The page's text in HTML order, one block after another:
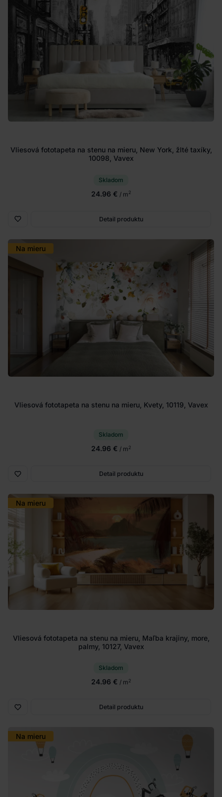
Vliesová fototapeta na stenu na mieru, New York, žlté taxíky,
10098, Vavex
Skladom
24.96 € / m2
Detail produktu
Na mieru
Vliesová fototapeta na stenu na mieru, Kvety, 10119, Vavex
Skladom
24.96 € / m2
Detail produktu
Na mieru
Vliesová fototapeta na stenu na mieru, Maľba krajiny, more,
palmy, 10127, Vavex
Skladom
24.96 € / m2
Detail produktu
Na mieru